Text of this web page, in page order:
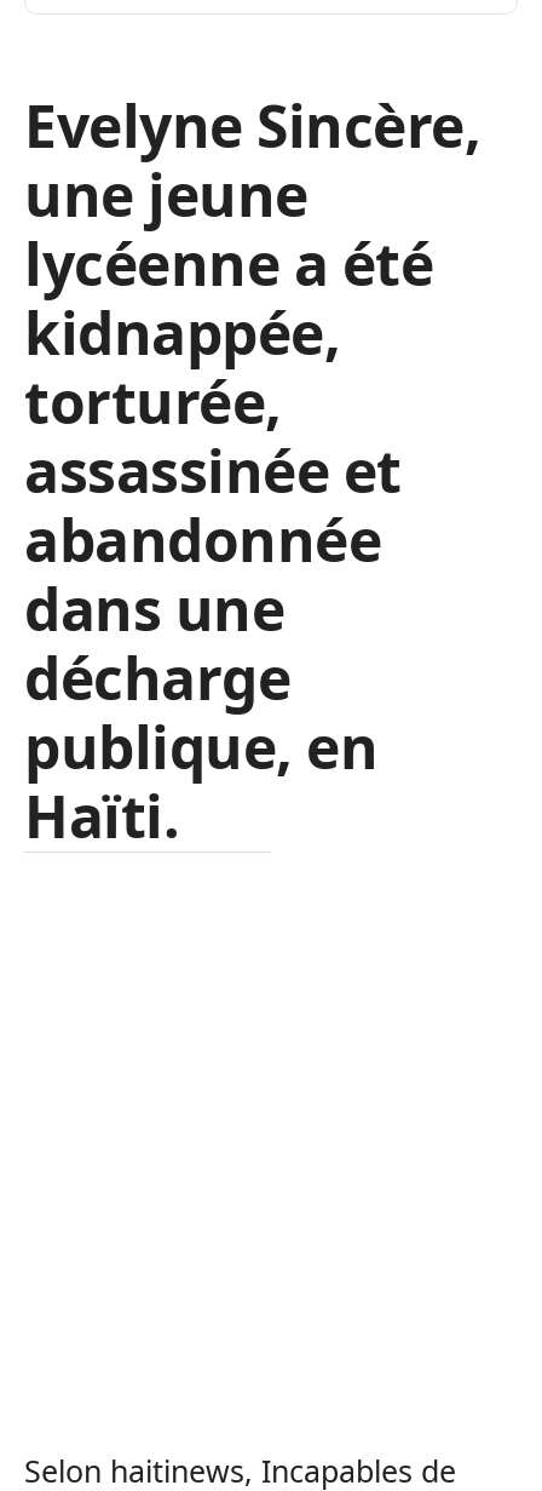
Evelyne Sincère,
une jeune
lycéenne a été
kidnappée,
torturée,
assassinée et
abandonnée
dans une
décharge
publique, en
Haïti.
Selon haitinews, Incapables de